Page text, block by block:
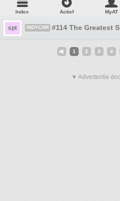
Index Actief MyAT
spt INDYCAR #114 The Greatest
1 2 3 4
▼ Advertentie